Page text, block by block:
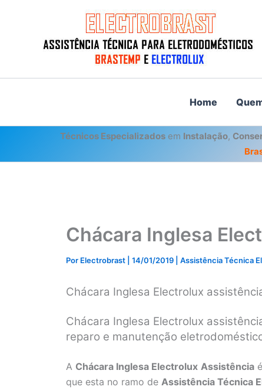
Home
Técnicos Especializados em Instalação,
Chácara Inglesa
Por Electrobrast 14/01/2019 Assistência Técnica
Chácara Inglesa Electrolux
Chácara Inglesa Electrolux
reparo e manutenção
A Chácara Inglesa Electrolux Assistência
que esta no ramo de Assistência Técnica